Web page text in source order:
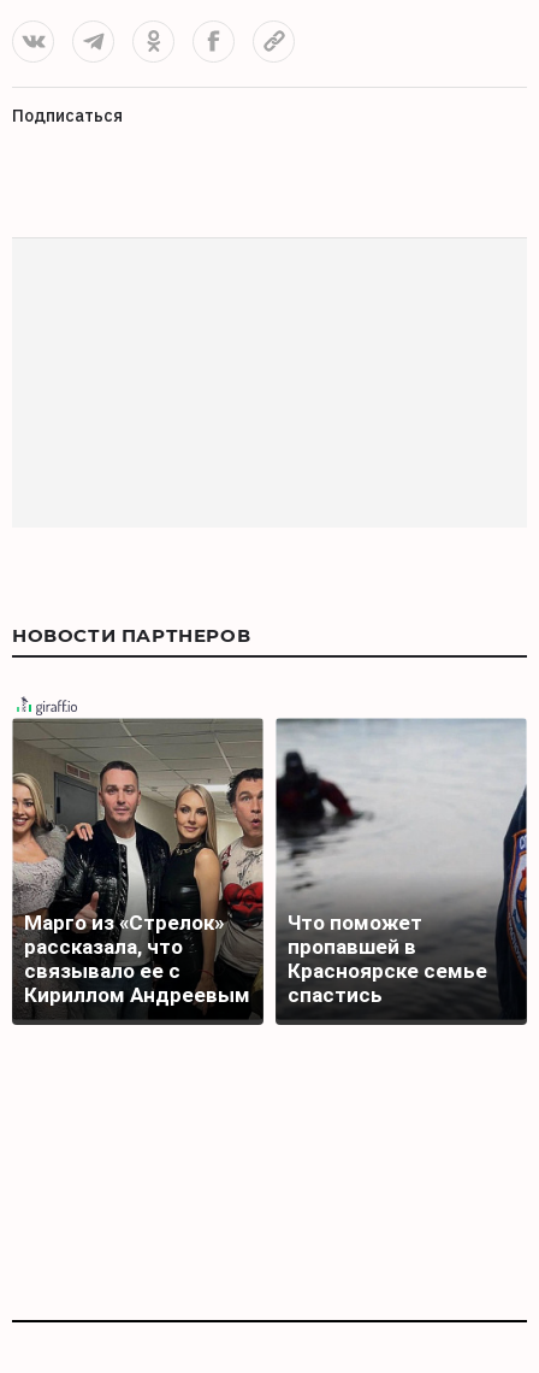
Подписаться
НОВОСТИ ПАРТНЕРОВ
Марго из «Стрелок»
рассказала, что
связывало ее с
Кириллом Андреевым
Что поможет
пропавшей в
Красноярске семье
спастись